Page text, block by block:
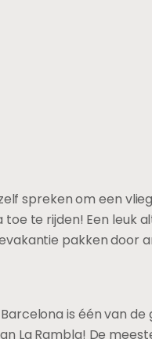
spreken om een
te rijden! Een leuk
pakken door
is één van
La Rambla! De